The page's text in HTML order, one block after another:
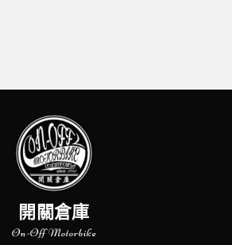
開關倉庫
On-Off Motorbike